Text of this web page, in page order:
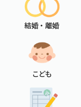
結婚 ・ 離婚
こども